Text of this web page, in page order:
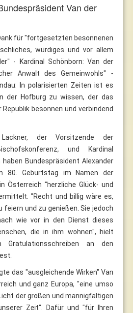
Van der
für "fortgesetzten besonnenen
würdiges und vor allem
- Kardinal Schönborn: Van der
Anwalt des Gemeinwohls" -
In polarisierten Zeiten ist es
der Hofburg zu wissen, der das
besonnen und verbindend
der Vorsitzende der
und Kardinal
Bundespräsident Alexander
80. Geburtstag im Namen der
Österreich "herzliche Glück- und
"Recht und billig wäre es,
feiern und zu genießen. Sie jedoch
wie vor in den Dienst dieses
die in ihm wohnen", hielt
Gratulationsschreiben an den
das "ausgleichende Wirken" Van
und ganz Europa, "eine umso
der großen und mannigfaltigen
Zeit". Dafür und "für Ihren